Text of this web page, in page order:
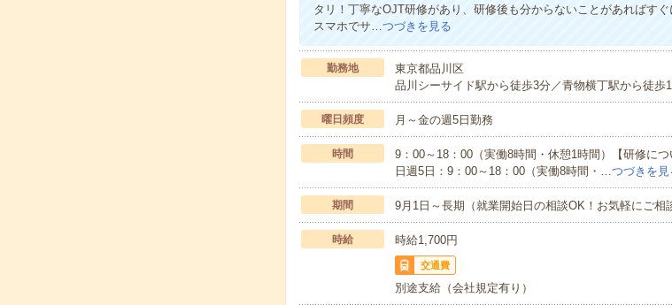
タリ！丁寧なOJT研修があり、研修後も分からないことがあればす
スマホでサ…つづきを見る
勤務地
東京都品川区
品川シーサイド駅から徒歩3分／青物横丁駅から徒歩
曜日頻度 月～金の週5日勤務
時間
9：00～18：00（実働8時間・休憩1時間）【研修に
日週5日：9：00～18：00（実働8時間・…つづきを見
期間 9月1日～長期（就業開始日の相談OK！お気軽にご相
時給 時給1,700円
交通費
別途支給（会社規定有り）